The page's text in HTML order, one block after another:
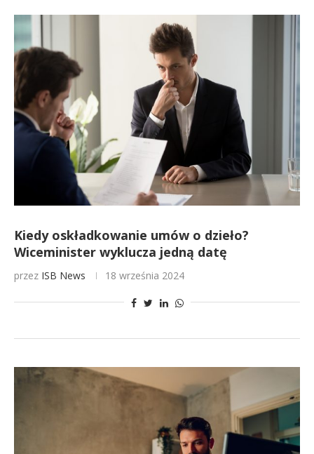
Kiedy oskładkowanie umów o dzieło?
Wiceminister wyklucza jedną datę
przez ISB News 18 września 2024